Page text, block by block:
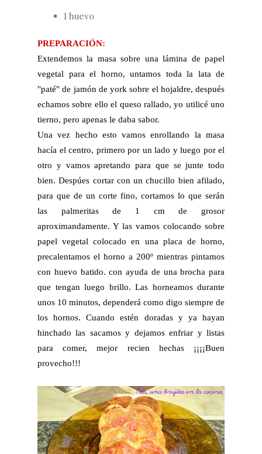
1 huevo
PREPARACIÓN:
Extendemos la masa sobre una lámina de papel
vegetal para el horno, untamos toda la lata de
"paté" de jamón de york sobre el hojaldre, después
echamos sobre ello el queso rallado, yo utilicé uno
tierno, pero apenas le daba sabor.
Una vez hecho esto vamos enrollando la masa
hacía el centro, primero por un lado y luego por el
otro y vamos apretando para que se junte todo
bien. Despúes cortar con un chucillo bien afilado,
para que de un corte fino, cortamos lo que serán
las palmeritas de 1 cm de grosor
aproximandamente. Y las vamos colocando sobre
papel vegetal colocado en una placa de horno,
precalentamos el horno a 200º mientras pintamos
con huevo batido. con ayuda de una brocha para
que tengan luego brillo. Las horneamos durante
unos 10 minutos, dependerá como digo siempre de
los hornos. Cuando estén doradas y ya hayan
hinchado las sacamos y dejamos enfriar y listas
para comer, mejor recien hechas ¡¡¡¡Buen
provecho!!!